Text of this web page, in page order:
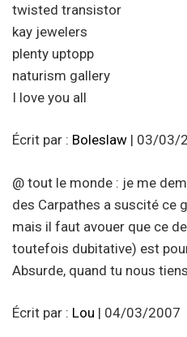
twisted transistor
kay jewelers
plenty uptopp
naturism gallery
I love you all
Écrit par : Boleslaw | 03/03/
@ tout le monde : je me
des Carpathes a suscité ce
mais il faut avouer que ce
toutefois dubitative) est
Absurde, quand tu nous
Écrit par : Lou | 04/03/2007